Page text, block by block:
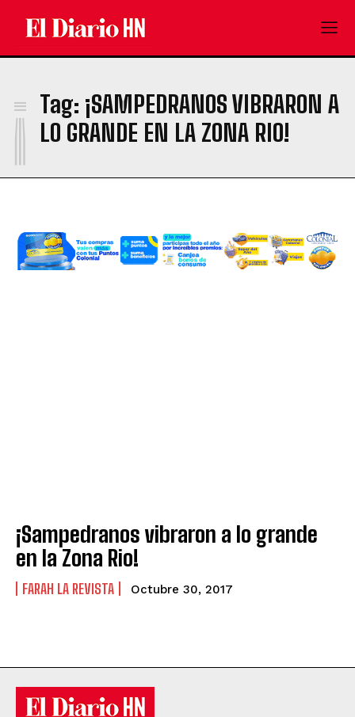
Tag: ¡SAMPEDRANOS VIBRARON A
LO GRANDE EN LA ZONA RIO!
¡
¡Sampedranos vibraron a lo grande
en la Zona Rio!
FARAH LA REVISTA Octubre 30, 2017